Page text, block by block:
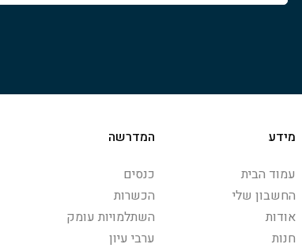
מידע
עמוד הבית
החשבון שלי
אודות
חנות
המדרשה
כנסים
הכשרות
השתלמויות עומק
ערבי עיון